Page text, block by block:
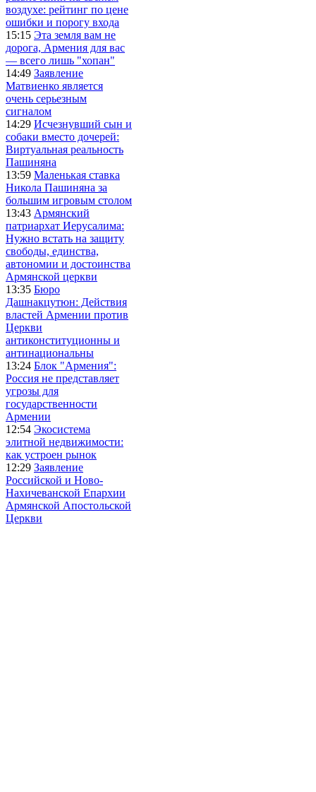
воздухе: рейтинг по цене
ошибки и порогу входа
15:15 Эта земля вам не
дорога, Армения для вас
— всего лишь "хопан"
14:49 Заявление
Матвиенко является
очень серьезным
сигналом
14:29 Исчезнувший сын и
собаки вместо дочерей:
Виртуальная реальность
Пашиняна
13:59 Маленькая ставка
Никола Пашиняна за
большим игровым столом
13:43 Армянский
патриархат Иерусалима:
Нужно встать на защиту
свободы, единства,
автономии и достоинства
Армянской церкви
13:35 Бюро
Дашнакцутюн: Действия
властей Армении против
Церкви
антиконституционны и
антинациональны
13:24 Блок "Армения":
Россия не представляет
угрозы для
государственности
Армении
12:54 Экосистема
элитной недвижимости:
как устроен рынок
12:29 Заявление
Российской и Ново-
Нахичеванской Епархии
Армянской Апостольской
Церкви